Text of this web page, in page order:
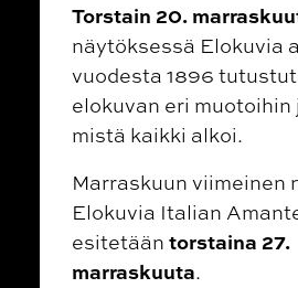
Torstain 20.
näytöksessä Elokuvia
vuodesta 1896
elokuvan eri muotoihin
mistä kaikki alkoi.
Marraskuun viimeinen
Elokuvia Italian
esitetään torstaina 27.
marraskuuta.